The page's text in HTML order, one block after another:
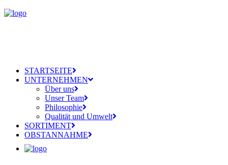
STARTSEITE
UNTERNEHMEN
Über uns
Unser Team
Philosophie
Qualität und Umwelt
SORTIMENT
OBSTANNAHME